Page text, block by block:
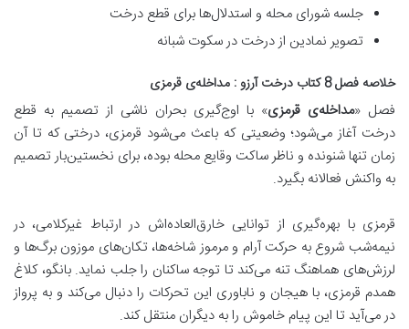
جلسه شورای محله و استدلال‌ها برای قطع درخت
تصویر نمادین از درخت در سکوت شبانه
خلاصه فصل 8 کتاب درخت آرزو : مداخله‌ی قرمزی
فصل «مداخله‌ی قرمزی» با اوج‌گیری بحران ناشی از تصمیم به قطع
درخت آغاز می‌شود؛ وضعیتی که باعث می‌شود قرمزی، درختی که تا آن
زمان تنها شنونده و ناظر ساکت وقایع محله بوده، برای نخستین‌بار تصمیم
به واکنش فعالانه بگیرد.
قرمزی با بهره‌گیری از توانایی خارق‌العاده‌اش در ارتباط غیرکلامی، در
نیمه‌شب شروع به حرکت آرام و مرموز شاخه‌ها، تکان‌های موزون برگ‌ها و
لرزش‌های هماهنگ تنه می‌کند تا توجه ساکنان را جلب نماید. بانگو، کلاغ
همدم قرمزی، با هیجان و ناباوری این تحرکات را دنبال می‌کند و به پرواز
در می‌آید تا این پیام خاموش را به دیگران منتقل کند.